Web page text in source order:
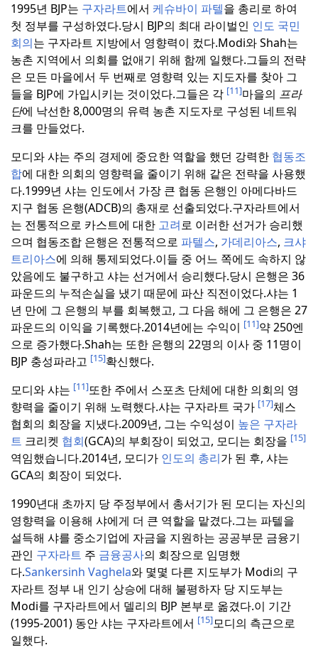
1995년 BJP는 구자라트에서 케슈바이 파텔을 총리로 하여
첫 정부를 구성하였다.당시 BJP의 최대 라이벌인 인도 국민
회의는 구자라트 지방에서 영향력이 컸다.Modi와 Shah는
농촌 지역에서 의회를 없애기 위해 함께 일했다.그들의 전략
은 모든 마을에서 두 번째로 영향력 있는 지도자를 찾아 그
들을 BJP에 가입시키는 것이었다.그들은 각 [11]마을의 프라
단에 낙선한 8,000명의 유력 농촌 지도자로 구성된 네트워
크를 만들었다.
모디와 샤는 주의 경제에 중요한 역할을 했던 강력한 협동조
합에 대한 의회의 영향력을 줄이기 위해 같은 전략을 사용했
다.1999년 샤는 인도에서 가장 큰 협동 은행인 아메다바드
지구 협동 은행(ADCB)의 총재로 선출되었다.구자라트에서
는 전통적으로 카스트에 대한 고려로 이러한 선거가 승리했
으며 협동조합 은행은 전통적으로 파텔스, 가데리아스, 크샤
트리아스에 의해 통제되었다.이들 중 어느 쪽에도 속하지 않
았음에도 불구하고 샤는 선거에서 승리했다.당시 은행은 36
파운드의 누적손실을 냈기 때문에 파산 직전이었다.샤는 1
년 만에 그 은행의 부를 회복했고, 그 다음 해에 그 은행은 27
파운드의 이익을 기록했다.2014년에는 수익이 [11]약 250엔
으로 증가했다.Shah는 또한 은행의 22명의 이사 중 11명이
BJP 충성파라고 [15]확신했다.
모디와 샤는 [11]또한 주에서 스포츠 단체에 대한 의회의 영
향력을 줄이기 위해 노력했다.샤는 구자라트 국가 [17]체스
협회의 회장을 지냈다.2009년, 그는 수익성이 높은 구자라
트 크리켓 협회(GCA)의 부회장이 되었고, 모디는 회장을 [15]
역임했습니다.2014년, 모디가 인도의 총리가 된 후, 샤는
GCA의 회장이 되었다.
1990년대 초까지 당 주정부에서 총서기가 된 모디는 자신의
영향력을 이용해 샤에게 더 큰 역할을 맡겼다.그는 파텔을
설득해 샤를 중소기업에 자금을 지원하는 공공부문 금융기
관인 구자라트 주 금융공사의 회장으로 임명했
다.Sankersinh Vaghela와 몇몇 다른 지도부가 Modi의 구
자라트 정부 내 인기 상승에 대해 불평하자 당 지도부는
Modi를 구자라트에서 델리의 BJP 본부로 옮겼다.이 기간
(1995-2001) 동안 샤는 구자라트에서 [15]모디의 측근으로
일했다.